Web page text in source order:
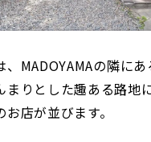
、MADOYAMAの隣に
まりとした趣ある路地
店が並びます。